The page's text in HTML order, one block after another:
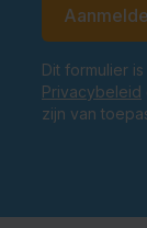
Dit formulier
Privacybeleid
zijn van